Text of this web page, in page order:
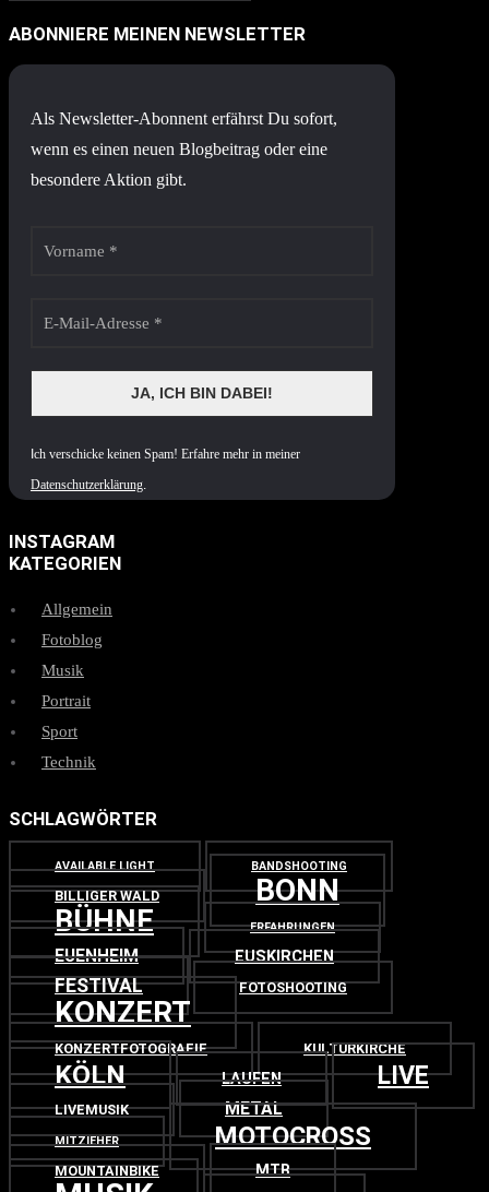
ABONNIERE MEINEN NEWSLETTER
Als Newsletter-Abonnent erfährst Du sofort,
wenn es einen neuen Blogbeitrag oder eine
besondere Aktion gibt.
ch verschicke keinen Spam! Erfahre mehr in meiner
Datenschutzerklärung.
INSTAGRAM
KATEGORIEN
Allgemein
Fotoblog
Musik
Portrait
Sport
Technik
SCHLAGWÖRTER
AVAILABLE LIGHT BANDSHOOTING
BILLIGER WALD BONN
BÜHNE ERFAHRUNGEN
EUENHEIM EUSKIRCHEN
FESTIVAL FOTOSHOOTING
KONZERT
KONZERTFOTOGRAFIE KULTURKIRCHE
KÖLN LAUFEN LIVE
LIVEMUSIK METAL
MITZIEHER MOTOCROSS
MOUNTAINBIKE MTB